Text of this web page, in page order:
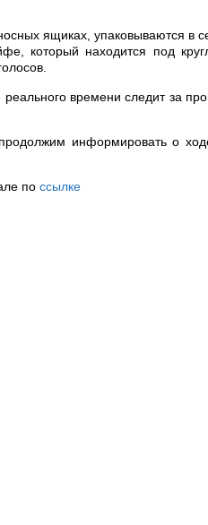
ящиках, упаковываются в
который находится под
времени следит за
информировать о
по ссылке